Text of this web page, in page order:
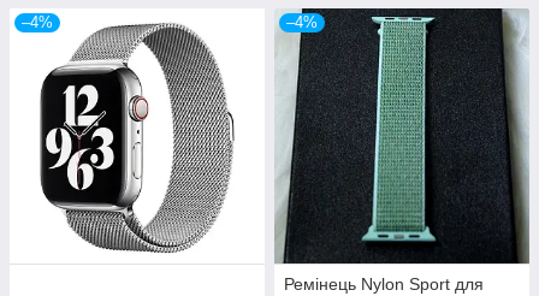
–4% –4%
Ремінець Nylon Sport для